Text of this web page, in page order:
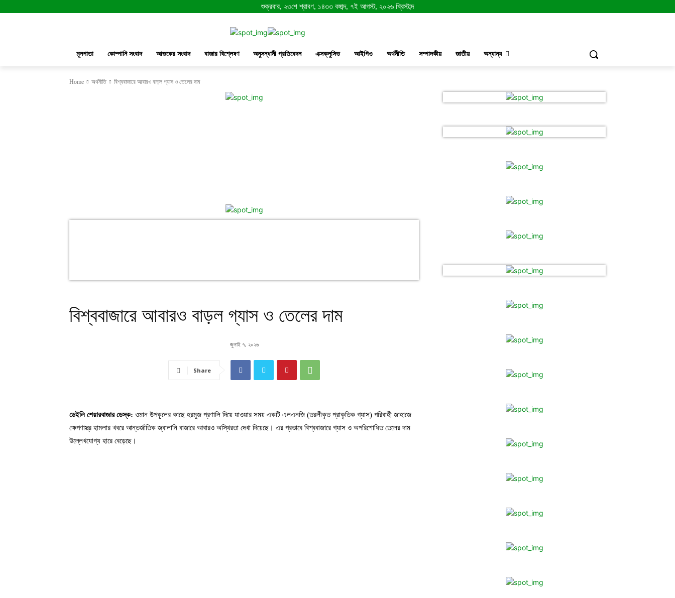
শুক্রবার, ২৩শে শ্রাবণ, ১৪৩৩ বঙ্গাব্দ, ৭ই আগস্ট, ২০২৬ খ্রিস্টাব্দ
মূলপাতা কোম্পানি সংবাদ আজকের সংবাদ বাজার বিশ্লেষণ অনুসন্ধানী প্রতিবেদন এক্সক্লুসিভ আইপিও অর্থনীতি সম্পাদকীয় জাতীয় অন্যান্য
Home অর্থনীতি বিশ্ববাজারে আবারও বাড়ল গ্যাস ও তেলের দাম
বিশ্ববাজারে আবারও বাড়ল গ্যাস ও তেলের দাম
জুলাই ৭, ২০২৬
Share
ডেইলি শেয়ারবাজার ডেস্ক: ওমান উপকূলের কাছে হরমুজ প্রণালি দিয়ে যাওয়ার সময় একটি এলএনজি (তরলীকৃত প্রাকৃতিক গ্যাস) পরিবাহী জাহাজে
ক্ষেপণাস্ত্র হামলার খবরে আন্তর্জাতিক জ্বালানি বাজারে আবারও অস্থিরতা দেখা দিয়েছে। এর প্রভাবে বিশ্ববাজারে গ্যাস ও অপরিশোধিত তেলের দাম
উল্লেখযোগ্য হারে বেড়েছে।